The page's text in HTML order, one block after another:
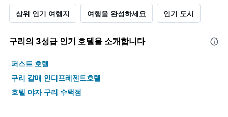
상위 인기 여행지 여행을 완성하세요 인기 도시
구리​의 3​성급 인기 호텔을 소개합니다
퍼스트 호텔
구리 갈매 인디프레젠트호텔
호텔 야자 구리 수택점